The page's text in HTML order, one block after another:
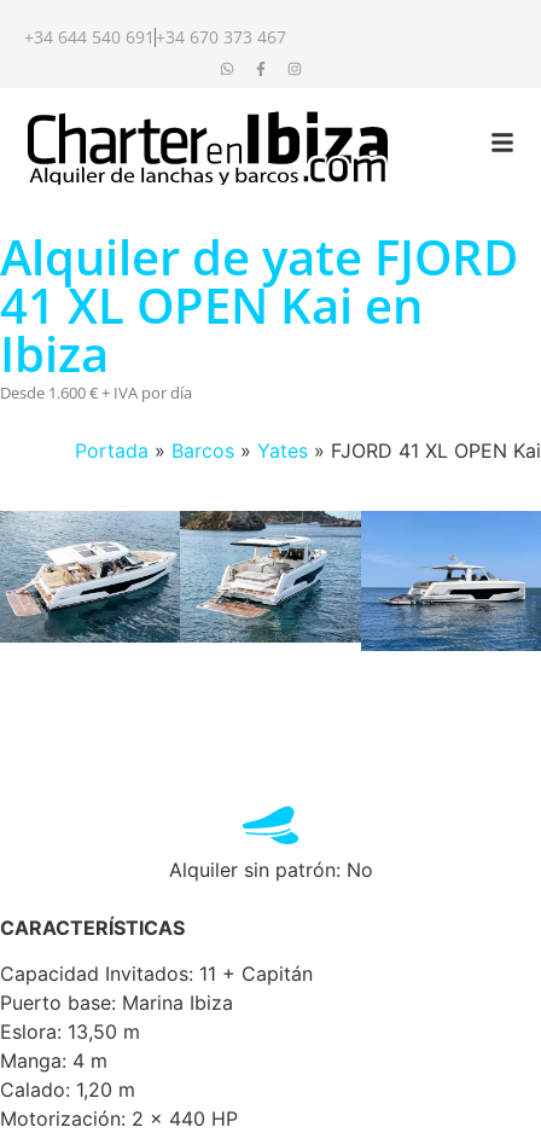
+34 644 540 691 +34 670 373 467
Alquiler de yate FJORD
41 XL OPEN Kai en
Ibiza
Desde 1.600 € + IVA por día
Portada » Barcos » Yates » FJORD 41 XL OPEN Kai
Alquiler sin patrón: No
CARACTERÍSTICAS
Capacidad Invitados: 11 + Capitán
Puerto base: Marina Ibiza
Eslora: 13,50 m
Manga: 4 m
Calado: 1,20 m
Motorización: 2 x 440 HP